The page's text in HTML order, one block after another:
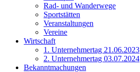
Rad- und Wanderwege
Sportstätten
Veranstaltungen
Vereine
Wirtschaft
1. Unternehmertag 21.06.2023
2. Unternehmertag 03.07.2024
Bekanntmachungen